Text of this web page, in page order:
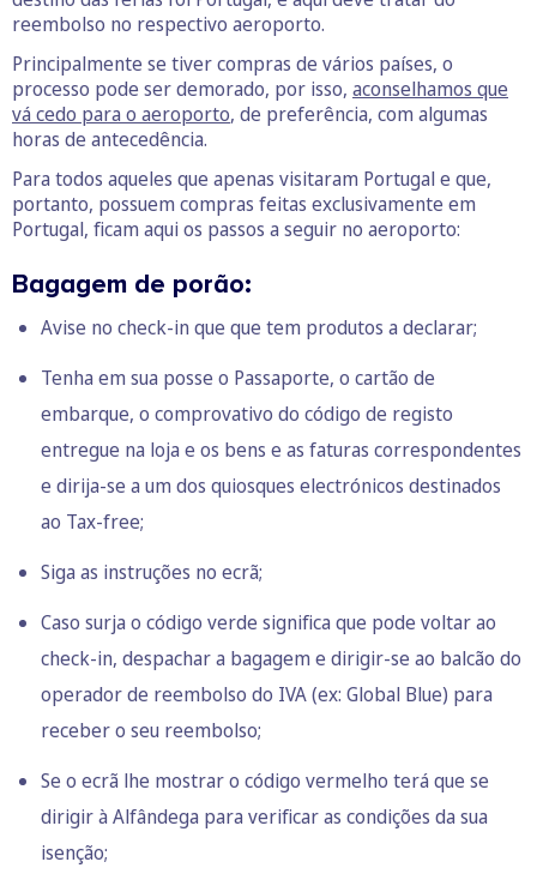
reembolso no respectivo aeroporto.
Principalmente se tiver compras de vários países, o
processo pode ser demorado, por isso, aconselhamos que
vá cedo para o aeroporto, de preferência, com algumas
horas de antecedência.
Para todos aqueles que apenas visitaram Portugal e que,
portanto, possuem compras feitas exclusivamente em
Portugal, ficam aqui os passos a seguir no aeroporto:
Bagagem de porão:
Avise no check-in que que tem produtos a declarar;
Tenha em sua posse o Passaporte, o cartão de
embarque, o comprovativo do código de registo
entregue na loja e os bens e as faturas correspondentes
e dirija-se a um dos quiosques electrónicos destinados
ao Tax-free;
Siga as instruções no ecrã;
Caso surja o código verde significa que pode voltar ao
check-in, despachar a bagagem e dirigir-se ao balcão do
operador de reembolso do IVA (ex: Global Blue) para
receber o seu reembolso;
Se o ecrã lhe mostrar o código vermelho terá que se
dirigir à Alfândega para verificar as condições da sua
isenção;